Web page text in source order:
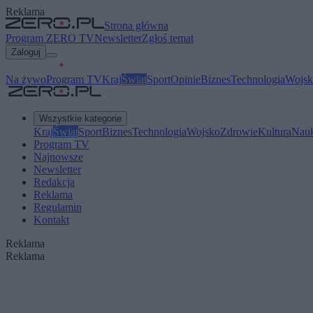
Reklama
Strona główna
Program ZERO TVNewsletterZgłoś temat
Zaloguj
Na żywoProgram TVKrajŚwiatSportOpinieBiznesTechnologia
Wszystkie kategorie
KrajŚwiatSportBiznesTechnologiaWojskoZdrowieKultura
Program TV
Najnowsze
Newsletter
Redakcja
Reklama
Regulamin
Kontakt
Reklama
Reklama